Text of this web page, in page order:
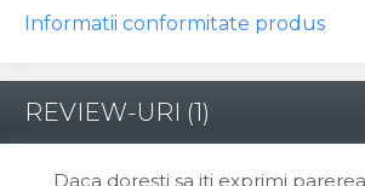
Informatii conformitate produs
REVIEW-URI (1)
Daca doresti sa iti exprimi